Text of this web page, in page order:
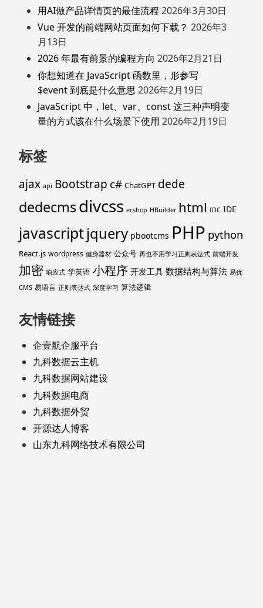
用AI做产品详情页的最佳流程 2026年3月30日
Vue 开发的前端网站页面如何下载？ 2026年3
月13日
2026 年最有前景的编程方向 2026年2月21日
你想知道在 JavaScript 函数里，形参写
$event 到底是什么意思 2026年2月19日
JavaScript 中，let、var、const 这三种声明变
量的方式该在什么场景下使用 2026年2月19日
标签
ajax api Bootstrap c# ChatGPT dede
dedecmsdivcss ecshop HBuilder html IDC IDE
javascriptjquery pbootcms PHP python
React.js wordpress 健身器材 公众号 再也不用学习正则表达式 前端开发
加密 响应式 学英语 小程序 开发工具 数据结构与算法 易优
CMS 易语言 正则表达式 深度学习 算法逻辑
友情链接
企壹航企服平台
九科数据云主机
九科数据网站建设
九科数据电商
九科数据外贸
开源达人博客
山东九科网络技术有限公司